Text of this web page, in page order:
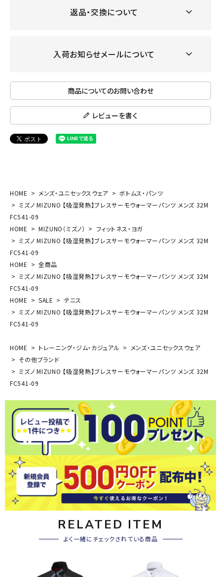
返品・交換について
入荷お知らせメールについて
商品についてのお問い合わせ
レビューを書く
HOME メンズ・ユニセックスウェア
ボトムス・パンツ
ミズノ MIZUNO 【吸湿発熱】ブレスサーモウォーマーパンツ メンズ 32M
FC541-09
HOME
MIZUNO（ミズノ）
フィットネス・ヨガ
ミズノ MIZUNO 【吸湿発熱】ブレスサーモウォーマーパンツ メンズ 32M
FC541-09
HOME
全商品
ミズノ MIZUNO 【吸湿発熱】ブレスサーモウォーマーパンツ メンズ 32M
FC541-09
HOME
SALE
テニス
ミズノ MIZUNO 【吸湿発熱】ブレスサーモウォーマーパンツ メンズ 32M
FC541-09
HOME トレーニング・ジム・カジュアル
メンズ・ユニセックスウェア
その他ブランド
ミズノ MIZUNO 【吸湿発熱】ブレスサーモウォーマーパンツ メンズ 32M
FC541-09
RELATED ITEM
よく一緒にチェックされている商品